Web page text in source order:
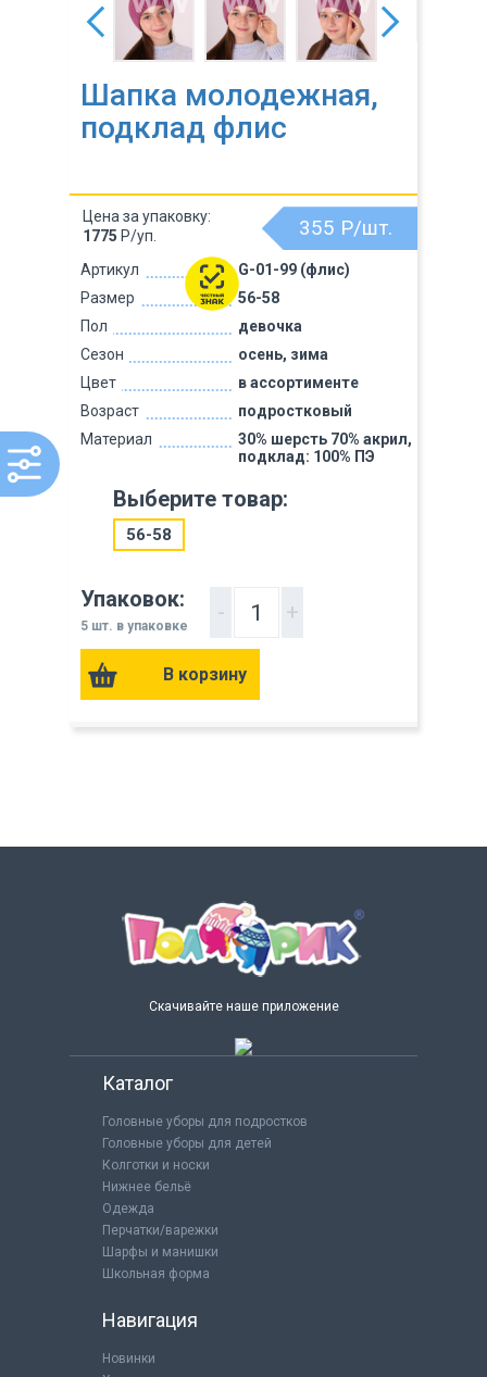
Шапка молодежная,
подклад флис
Артикул
G-01-99 (флис)
Размер
56-58
Пол
девочка
Сезон
осень, зима
Цвет
в ассортименте
Возраст
подростковый
Материал
30% шерсть 70% акрил,
подклад: 100% ПЭ
355 Р/шт.
Цена за упаковку:
1775 Р/уп.
Выберите товар:
56-58
Упаковок:
5 шт. в упаковке
- +
Скачивайте наше приложение
Каталог
Головные уборы для подростков
Головные уборы для детей
Колготки и носки
Нижнее бельё
Одежда
Перчатки/варежки
Шарфы и манишки
Школьная форма
Навигация
Новинки